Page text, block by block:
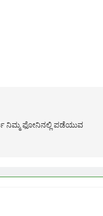
ನಿಮ್ಮ ಫೋನಿನಲ್ಲಿ ಪಡೆಯುವ